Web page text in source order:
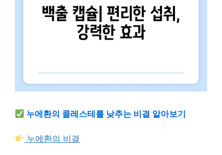
누에환의 콜레스테롤 낮추는 비결 알아보기
누에환의 비결